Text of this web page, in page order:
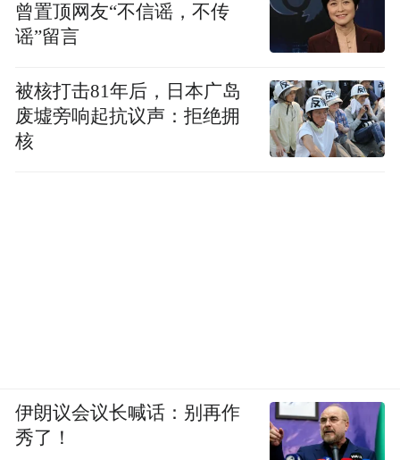
曾置顶网友“不信谣，不传
谣”留言
被核打击81年后，日本广岛
废墟旁响起抗议声：拒绝拥
核
伊朗议会议长喊话：别再作
秀了！